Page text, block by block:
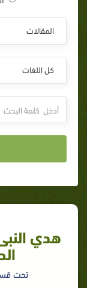
المقالات
كل اللغات
هدي
تحت